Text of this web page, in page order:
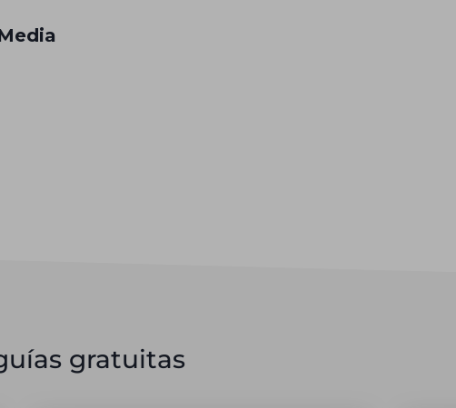
gratuitas